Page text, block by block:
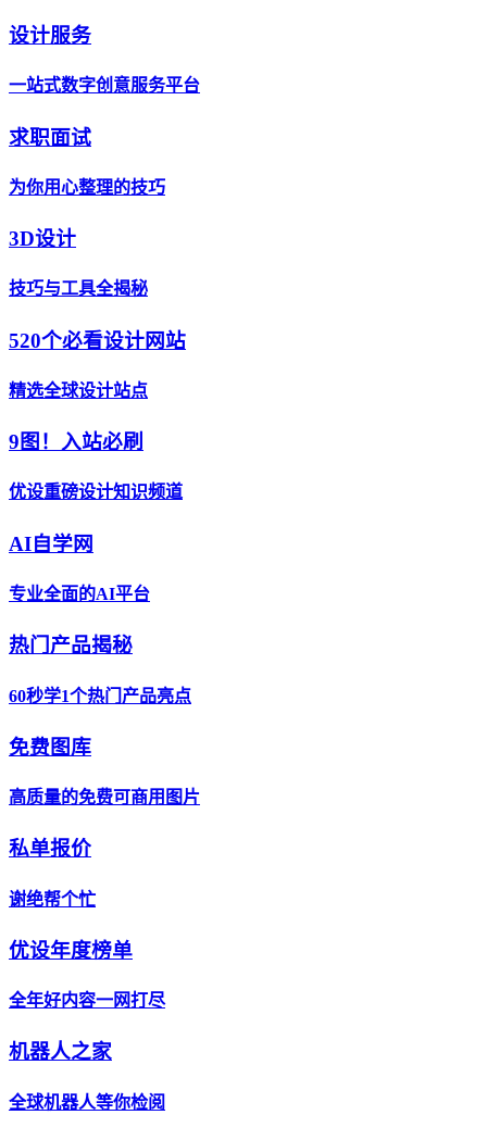
设计服务
一站式数字创意服务平台
求职面试
为你用心整理的技巧
3D设计
技巧与工具全揭秘
520个必看设计网站
精选全球设计站点
9图！入站必刷
优设重磅设计知识频道
AI自学网
专业全面的AI平台
热门产品揭秘
60秒学1个热门产品亮点
免费图库
高质量的免费可商用图片
私单报价
谢绝帮个忙
优设年度榜单
全年好内容一网打尽
机器人之家
全球机器人等你检阅